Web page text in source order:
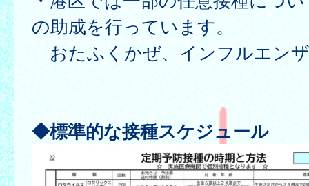
の助成を行っています。
おたふくかぜ、インフルエン
◆標準的な接種スケジュール